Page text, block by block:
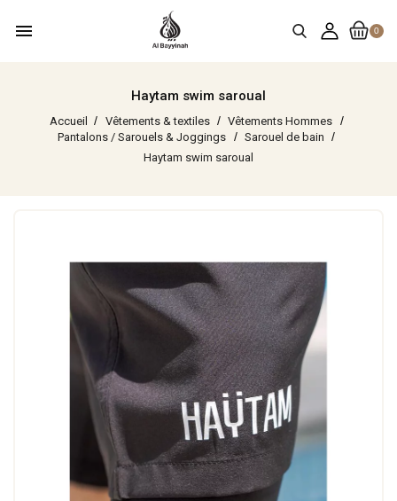
0
menu
Haytam swim saroual
Accueil Vêtements & textiles
Vêtements Hommes
Pantalons / Sarouels & Joggings
Sarouel de bain
Haytam swim saroual